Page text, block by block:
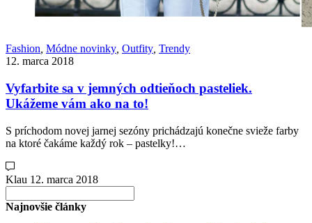
Fashion Módne novinky Outfity Trendy
12. marca 2018
Vyfarbite sa v jemných odtieňoch pasteliek.
Ukážeme vám ako na to!
S príchodom novej jarnej sezóny prichádzajú konečne svieže farby
na ktoré čakáme každý rok – pastelky!…
Klau 12. marca 2018
for:
Najnovšie články